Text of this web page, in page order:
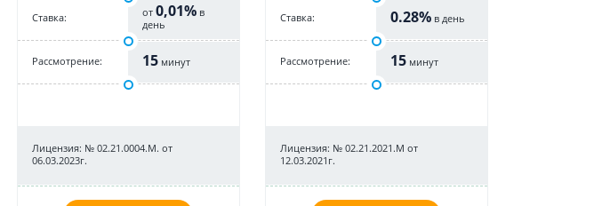
Cтавка: от0,01% в
день
Рассмотрение: 15 минут
Лицензия: № 02.21.0004.М. от
06.03.2023г.
Cтавка: 0.28% в день
Рассмотрение: 15 минут
Лицензия: № 02.21.2021.M от
12.03.2021г.